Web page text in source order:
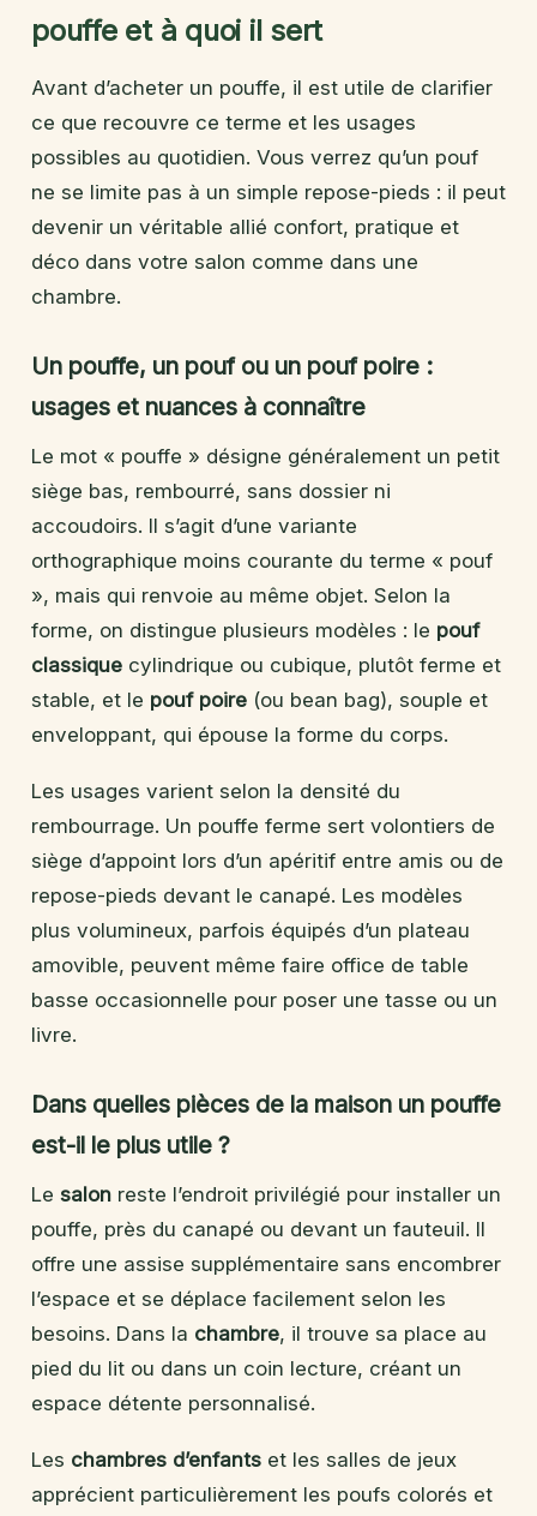
pouffe et à quoi il sert
Avant d’acheter un pouffe, il est utile de clarifier
ce que recouvre ce terme et les usages
possibles au quotidien. Vous verrez qu’un pouf
ne se limite pas à un simple repose-pieds : il peut
devenir un véritable allié confort, pratique et
déco dans votre salon comme dans une
chambre.
Un pouffe, un pouf ou un pouf poire :
usages et nuances à connaître
Le mot « pouffe » désigne généralement un petit
siège bas, rembourré, sans dossier ni
accoudoirs. Il s’agit d’une variante
orthographique moins courante du terme « pouf
», mais qui renvoie au même objet. Selon la
forme, on distingue plusieurs modèles : le pouf
classique cylindrique ou cubique, plutôt ferme et
stable, et le pouf poire (ou bean bag), souple et
enveloppant, qui épouse la forme du corps.
Les usages varient selon la densité du
rembourrage. Un pouffe ferme sert volontiers de
siège d’appoint lors d’un apéritif entre amis ou de
repose-pieds devant le canapé. Les modèles
plus volumineux, parfois équipés d’un plateau
amovible, peuvent même faire office de table
basse occasionnelle pour poser une tasse ou un
livre.
Dans quelles pièces de la maison un pouffe
est-il le plus utile ?
Le salon reste l’endroit privilégié pour installer un
pouffe, près du canapé ou devant un fauteuil. Il
offre une assise supplémentaire sans encombrer
l’espace et se déplace facilement selon les
besoins. Dans la chambre, il trouve sa place au
pied du lit ou dans un coin lecture, créant un
espace détente personnalisé.
Les chambres d’enfants et les salles de jeux
apprécient particulièrement les poufs colorés et